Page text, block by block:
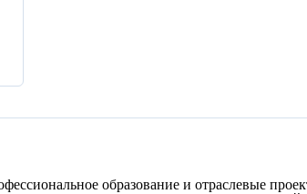
образование и отраслевые